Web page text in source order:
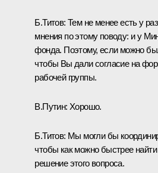
Б.Титов: Тем не менее есть у
мнения по этому поводу: и у
фонда. Поэтому, если можно
чтобы Вы дали согласие на
рабочей группы.
В.Путин: Хорошо.
Б.Титов: Мы могли бы
чтобы как можно быстрее
решение этого вопроса.